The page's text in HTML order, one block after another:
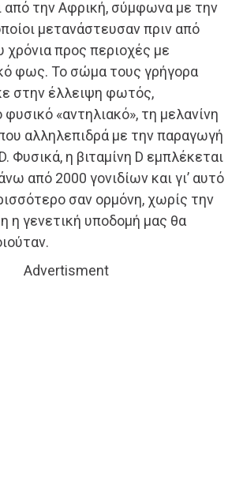
από την Αφρική, σύμφωνα με την
μετανάστευσαν πριν από
χρόνια προς περιοχές με
φως. Το σώμα τους γρήγορα
στην έλλειψη φωτός,
«αντηλιακό», τη μελανίνη
αλληλεπιδρά με την παραγωγή
Φυσικά, η βιταμίνη D εμπλέκεται
από 2000 γονιδίων και γι’ αυτό
σαν ορμόνη, χωρίς την
η γενετική υποδομή μας θα
Advertisment